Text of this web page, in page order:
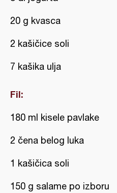
20 g kvasca
2 kašičice soli
7 kašika ulja
Fil:
180 ml kisele pavlake
2 čena belog luka
1 kašičica soli
150 g salame po izboru